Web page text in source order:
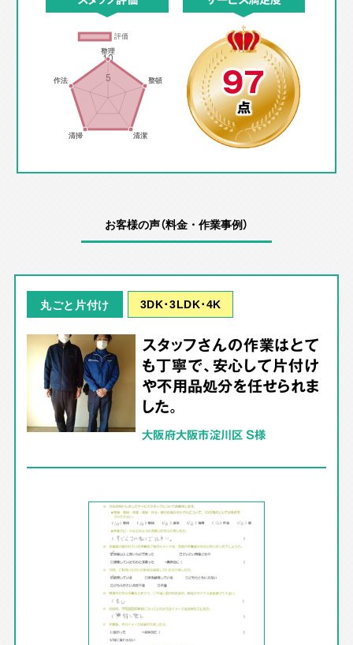
97
点
お客様の声（料金・作業事例）
丸ごと片付け 3DK･3LDK･4K
スタッフさんの作業はとて
も丁寧で、安心して片付け
や不用品処分を任せられま
した。
大阪府大阪市淀川区 S様